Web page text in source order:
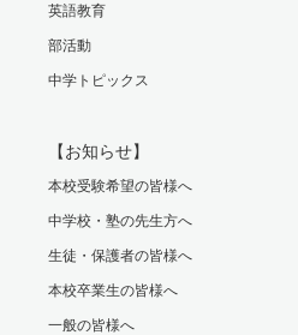
英語教育
部活動
中学トピックス
【お知らせ】
本校受験希望の皆様へ
中学校・塾の先生方へ
生徒・保護者の皆様へ
本校卒業生の皆様へ
一般の皆様へ